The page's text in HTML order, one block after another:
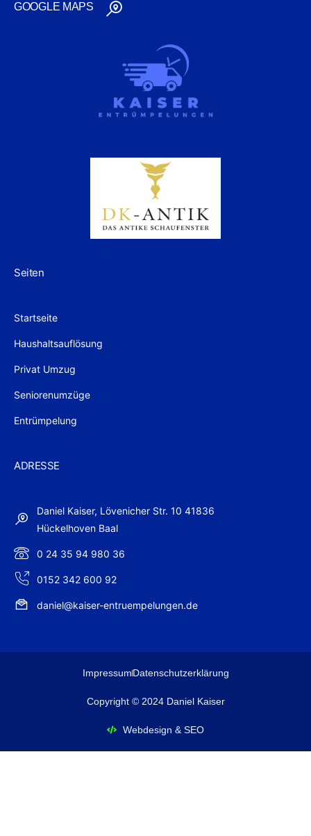
GOOGLE MAPS
Seiten
Startseite
Haushaltsauflösung
Privat Umzug
Seniorenumzüge
Entrümpelung
ADRESSE
Daniel Kaiser, Lövenicher Str. 10 41836
Hückelhoven Baal
0 24 35 94 980 36
0152 342 600 92
daniel@kaiser-entruempelungen.de
ImpressumDatenschutzerklärung
Copyright © 2024 Daniel Kaiser
Webdesign & SEO